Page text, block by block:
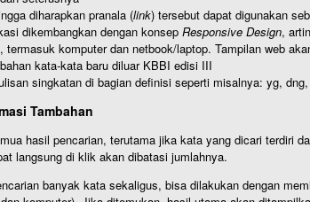
diharapkan pranala (link) tersebut dapat digunakan
dikembangkan dengan konsep Responsive Design,
termasuk komputer dan netbook/laptop. Tampilan web
kata-kata baru diluar KBBI edisi III
singkatan di bagian definisi seperti misalnya: yg,
Tambahan
hasil pencarian, terutama jika kata yang dicari terdiri
langsung di klik akan dibatasi jumlahnya.
banyak kata sekaligus, bisa dilakukan dengan